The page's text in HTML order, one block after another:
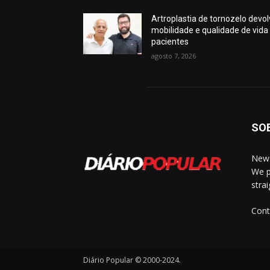
Artroplastia de tornozelo
mobilidade e qualidade de vida
pacientes
agosto 7, 2026
We
Diário Popular © 2000-2024.